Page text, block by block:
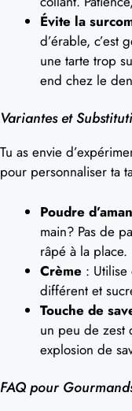
Évite la
d’érable, c’est
une tarte trop
end chez le
Variantes et
Tu as envie
pour personnaliser ta
Poudre
main? Pas de
râpé à la place.
Crème :
différent et
Touche de
un peu de zest
explosion de
FAQ pour